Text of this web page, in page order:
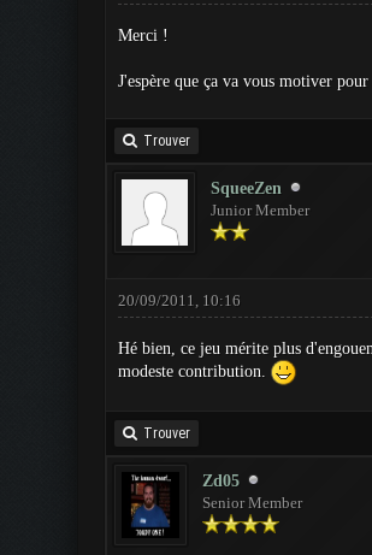
Merci !
J'espère que ça va vous motiver
Trouver
SqueeZen
Junior Member
20/09/2011, 10:16
Hé bien, ce jeu mérite plus
modeste contribution.
Trouver
Zd05
Senior Member